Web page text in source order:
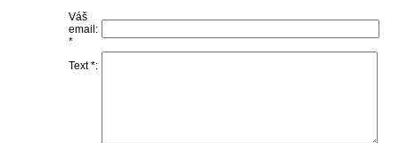
Váš
email:
*
Text *: